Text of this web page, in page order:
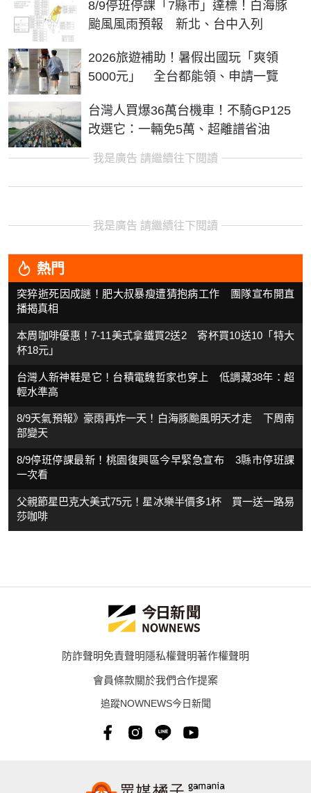
8/9停班停課「7縣市」達標！白海豚
颱風風雨預報 新北、台中入列
2026旅遊補助！暑假出國玩「爽領
5000元」 全台都能領、申請一覽
台灣人買爆36萬台機車！不騎GP125
改選它：一輛免5萬、超離譜省油
我是廣告 請繼續往下閱讀
我是廣告 請繼續往下閱讀
熱門
突猝逝死因成謎！肥大叔暴瘦遭猜抱病工作 團隊宣布開直
播揭真相
本周咖啡優惠！7-11美式拿鐵買2送2 寄杯買10送10「特大
杯18元」
台灣人新神鞋是它！台積電魏哲家也穿上 低調藏38年：超
輕水準高
8/9天氣預報》豪雨再炸一天！白海豚颱風明天才走 下周南
部變天
8/9停班停課最新！桃園復興區今早緊急宣布 3縣市停班課
一次看
父親節星巴克大美式75元！星冰樂半價多1杯 買一送一路易
莎咖啡
防詐聲明免責聲明隱私權聲明著作權聲明
會員條款關於我們合作提案
追蹤NOWNEWS今日新聞